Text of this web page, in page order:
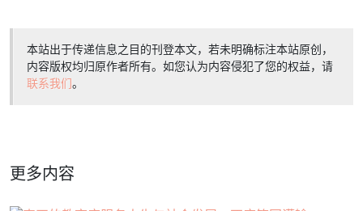
本站出于传递信息之目的刊登本文，若未明确标注本站原创，
内容版权均归原作者所有。如您认为内容侵犯了您的权益，请
联系我们。
更多内容